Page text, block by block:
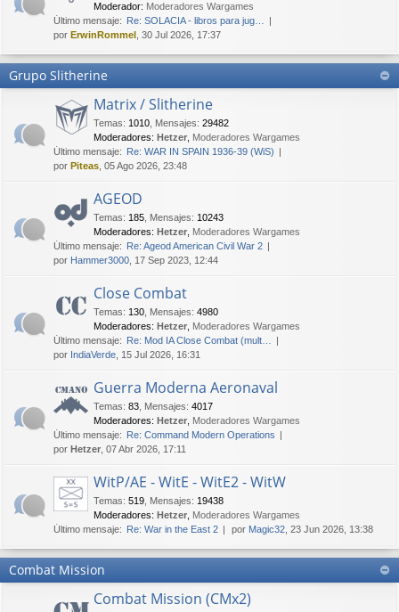
Moderador: Moderadores Wargames
Último mensaje: Re: SOLACIA - libros para jug…
por ErwinRommel , 30 Jul 2026, 17:37
Grupo Slitherine
Matrix / Slitherine
Temas: 1010 Mensajes: 29482
Moderadores: Hetzer Moderadores Wargames
Último mensaje: Re: WAR IN SPAIN 1936-39 (WiS)
por Piteas , 05 Ago 2026, 23:48
AGEOD
Temas: 185 Mensajes: 10243
Moderadores: Hetzer Moderadores Wargames
Último mensaje: Re: Ageod American Civil War 2
por Hammer3000 , 17 Sep 2023, 12:44
Close Combat
Temas: 130 Mensajes: 4980
Moderadores: Hetzer Moderadores Wargames
Último mensaje: Re: Mod IA Close Combat (mult…
por IndiaVerde , 15 Jul 2026, 16:31
Guerra Moderna Aeronaval
Temas: 83 Mensajes: 4017
Moderadores: Hetzer Moderadores Wargames
Último mensaje: Re: Command Modern Operations
por Hetzer , 07 Abr 2026, 17:11
WitP/AE - WitE - WitE2 - WitW
Temas: 519 Mensajes: 19438
Moderadores: Hetzer Moderadores Wargames
Último mensaje: Re: War in the East 2 por Magic32 , 23 Jun 2026, 13:38
Combat Mission
Combat Mission (CMx2)